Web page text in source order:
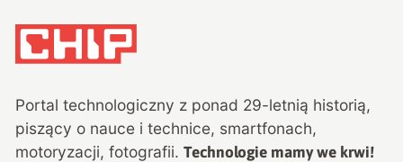
Portal technologiczny z ponad 29-letnią historią,
piszący o nauce i technice, smartfonach,
motoryzacji, fotografii. Technologie mamy we krwi!